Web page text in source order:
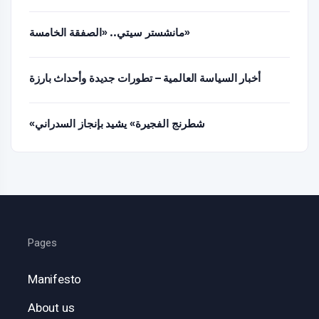
مانشستر سيتي.. «الصفقة الخامسة»
أخبار السياسة العالمية – تطورات جديدة وأحداث بارزة
«شطرنج الفجيرة» يشيد بإنجاز السدراني
Pages
Manifesto
About us